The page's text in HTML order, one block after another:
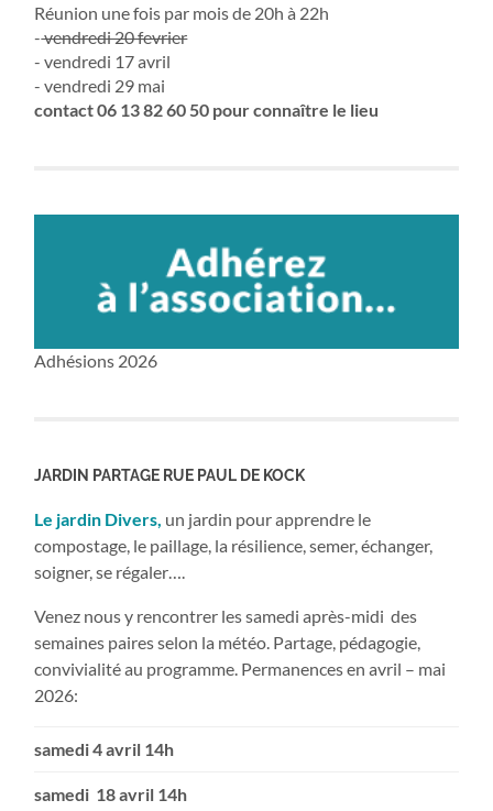
Réunion une fois par mois de 20h à 22h
-vendredi 20 fevrier
- vendredi 17 avril
- vendredi 29 mai
contact 06 13 82 60 50 pour connaître le lieu
Adhésions 2026
JARDIN PARTAGE RUE PAUL DE KOCK
Le jardin Divers, un jardin pour apprendre le
compostage, le paillage, la résilience, semer, échanger,
soigner, se régaler….
Venez nous y rencontrer les samedi après-midi des
semaines paires selon la météo. Partage, pédagogie,
convivialité au programme. Permanences en avril – mai
2026:
samedi 4 avril 14h
samedi 18 avril 14h